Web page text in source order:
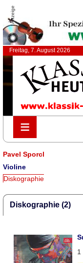
Anzeige
Freitag, 7. August 2026
≡
≡
Pavel Sporcl
Violine
Diskographie
Diskographie (2)
1